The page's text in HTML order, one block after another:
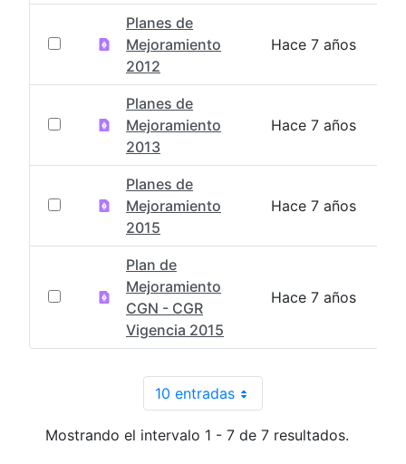
Planes de
Mejoramiento
2012
Hace 7 años
Planes de
Mejoramiento
2013
Hace 7 años
Planes de
Mejoramiento
2015
Hace 7 años
Plan de
Mejoramiento
CGN - CGR
Vigencia 2015
Hace 7 años
10 entradasPor página
Mostrando el intervalo 1 - 7 de 7 resultados.